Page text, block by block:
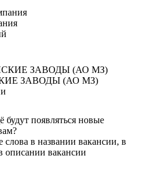
ЗАВОДЫ (АО МЗ)
появляться новые
в названии вакансии, в
описании вакансии